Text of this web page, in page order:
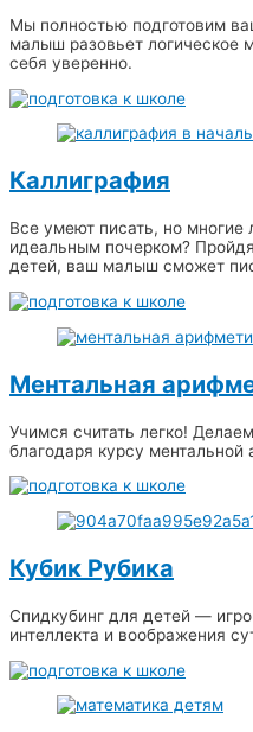
Мы полностью подготовим
малыш разовьет логическое
себя уверенно.
Каллиграфия
Все умеют писать, но многие
идеальным почерком?
детей, ваш малыш сможет
Ментальная
Учимся считать легко!
благодаря курсу ментальной
Кубик Рубика
Спидкубинг для детей —
интеллекта и воображения